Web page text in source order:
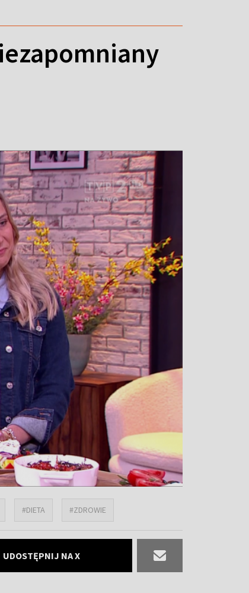
#DIETA #ZDROWIE
UDOSTĘPNIJ NA X